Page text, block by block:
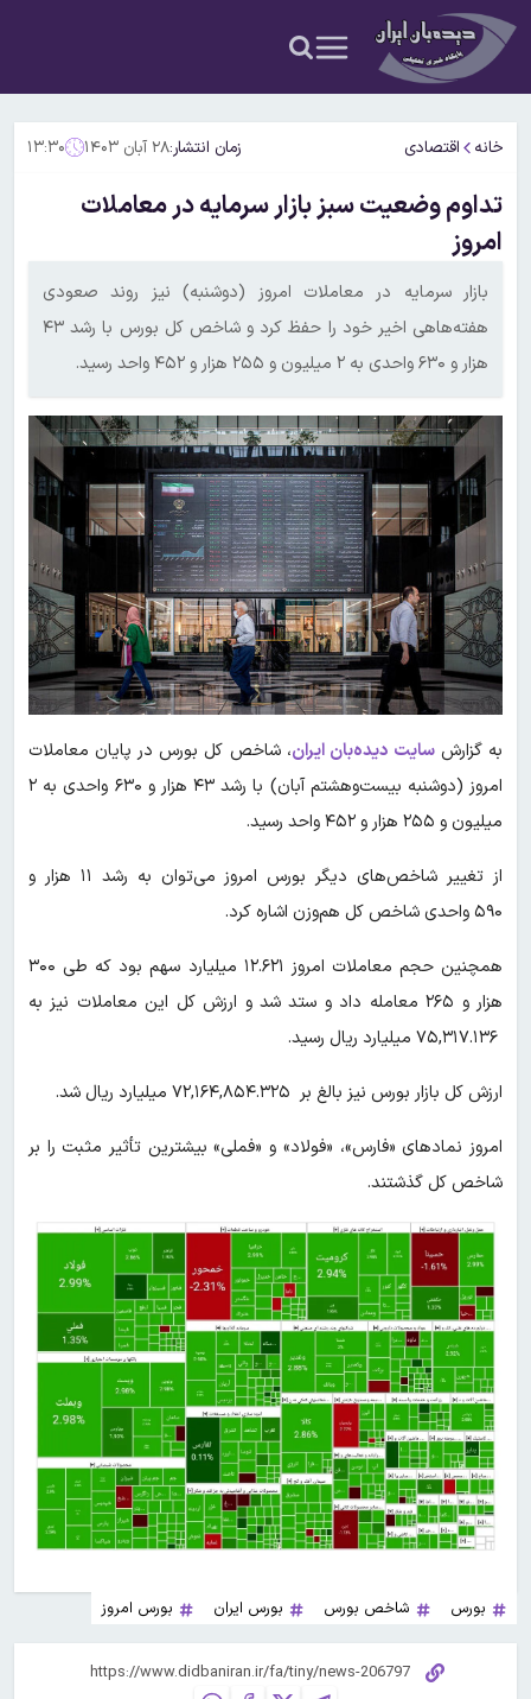
خانه اقتصادی زمان انتشار:۲۸ آبان ۱۴۰۳ ۱۳:۳۰
تداوم وضعیت سبز بازار سرمایه در معاملات
امروز
بازار سرمایه در معاملات امروز (دوشنبه) نیز روند صعودی
هفته‌هاهی اخیر خود را حفظ کرد و شاخص کل بورس با رشد ۴۳
هزار و ۶۳۰ واحدی به ۲ میلیون و ۲۵۵ هزار و ۴۵۲ واحد رسید.
به گزارشسایت دیده‌بان ایران، شاخص کل بورس در پایان معاملات
امروز (دوشنبه بیست‌وهشتم آبان) با رشد ۴۳ هزار و ۶۳۰ واحدی به ۲
میلیون و ۲۵۵ هزار و ۴۵۲ واحد رسید.
از تغییر شاخص‌های دیگر بورس امروز می‌توان به رشد ۱۱ هزار و
۵۹۰ واحدی شاخص کل هم‌وزن اشاره کرد.
همچنین حجم معاملات امروز ۱۲.۶۲۱ میلیارد سهم بود که طی ۳۰۰
هزار و ۲۶۵ معامله داد و ستد شد و ارزش کل این معاملات نیز به
ارزش کل بازار بورس نیز بالغ بر ۷۲,۱۶۴,۸۵۴.۳۲۵ میلیارد ریال شد.
امروز نمادهای «فارس»، «فولاد» و «فملی» بیشترین تأثیر مثبت را بر
شاخص کل گذشتند.
بورس شاخص بورس بورس ایران بورس امروز